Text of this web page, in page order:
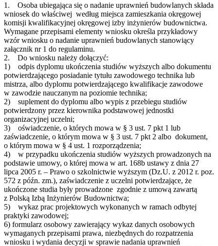
1. Osoba ubiegająca się o nadanie uprawnień budowlanych składa
wniosek do właściwej według miejsca zamieszkania okręgowej
komisji kwalifikacyjnej okręgowej izby inżynierów budownictwa.
Wymagane przepisami elementy wniosku określa przykładowy
wzór wniosku o nadanie uprawnień budowlanych stanowiący
załącznik nr 1 do regulaminu.
2. Do wniosku należy dołączyć:
1) odpis dyplomu ukończenia studiów wyższych albo dokumentu
potwierdzającego posiadanie tytułu zawodowego technika lub
mistrza, albo dyplomu potwierdzającego kwalifikacje zawodowe
w zawodzie nauczanym na poziomie technika;
2) suplement do dyplomu albo wypis z przebiegu studiów
potwierdzony przez kierownika podstawowej jednostki
organizacyjnej uczelni;
3) oświadczenie, o których mowa w § 3 ust. 7 pkt 1 lub
zaświadczenie, o którym mowa w § 3 ust. 7 pkt 2 albo dokument,
o którym mowa w § 4 ust. 1 rozporządzenia;
4) w przypadku ukończenia studiów wyższych prowadzonych na
podstawie umowy, o której mowa w art. 168b ustawy z dnia 27
lipca 2005 r. – Prawo o szkolnictwie wyższym (Dz.U. z 2012 r. poz.
572 z późn. zm.), zaświadczenie z uczelni potwierdzające, że
ukończone studia były prowadzone zgodnie z umową zawartą
z Polską Izbą Inżynierów Budownictwa;
5) wykaz prac projektowych wykonanych w ramach odbytej
praktyki zawodowej;
6) formularz osobowy zawierający wykaz danych osobowych
wymaganych przepisami prawa, niezbędnych do rozpatrzenia
wniosku i wydania decyzji w sprawie nadania uprawnień